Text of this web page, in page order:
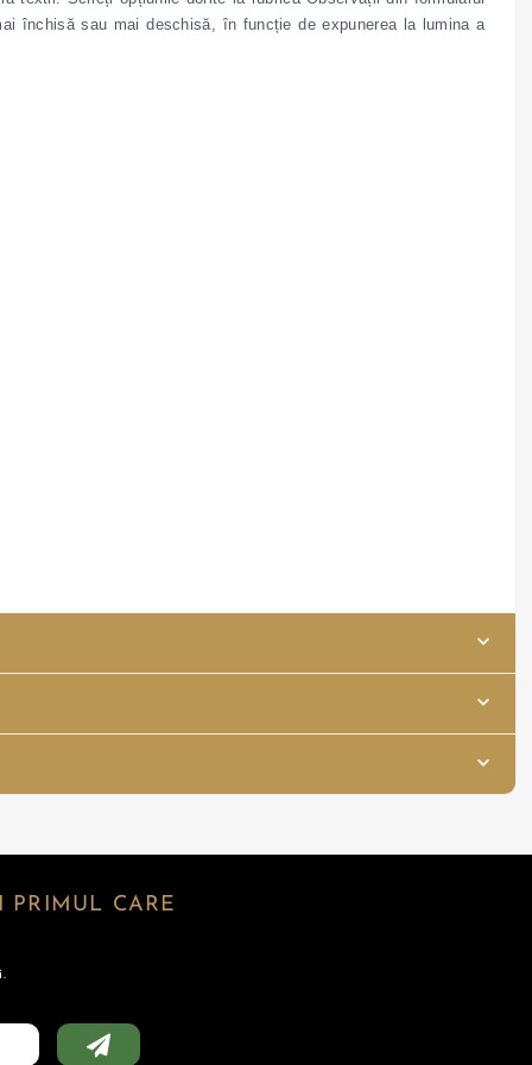
închisă sau mai deschisă, în funcție de expunerea la lumina a
PRIMUL CARE